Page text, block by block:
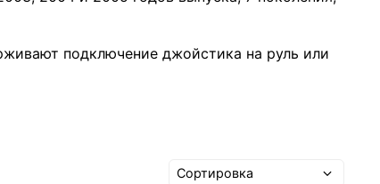
подключение джойстика на руль или